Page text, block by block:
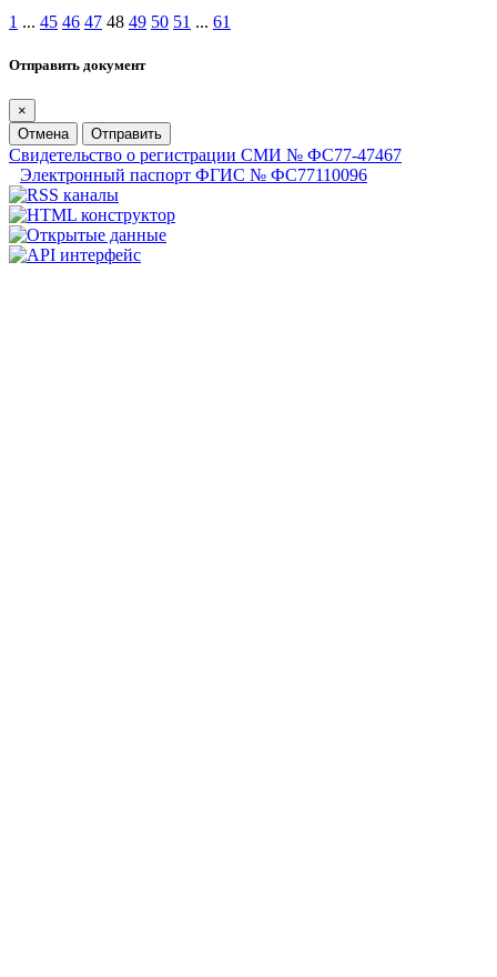
1 ... 45 46 47 48 49 50 51 ... 61
Отправить документ
×
Отмена
Отправить
Свидетельство о регистрации СМИ № ФС77-47467
Электронный паспорт ФГИС № ФС77110096